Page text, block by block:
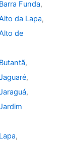
Barra Funda,
da Lapa,
de
Butantã,
,
,
Lapa,